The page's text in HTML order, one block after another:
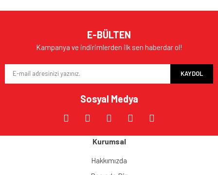
E-BÜLTEN
Kampanya ve indirimlerden ilk sen haberdar ol!
KAYDOL
Sosyal Medya
Kurumsal
Hakkımızda